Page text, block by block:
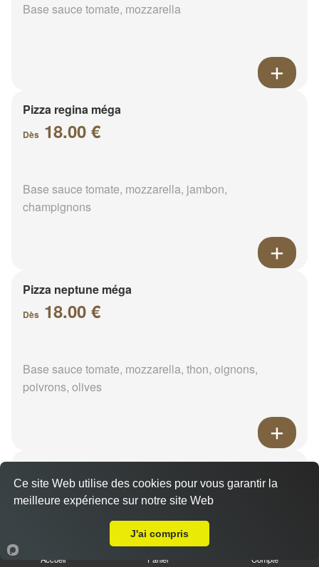
Base sauce tomate, mozzarella
Pizza regina méga
Dès 18.00 €
Base sauce tomate, mozzarella, jambon,
champignons
Pizza neptune méga
Dès 18.00 €
Base sauce tomate, mozzarella, thon, oignons,
poivrons, olives
Dès 18.00 €
Base sauce tomate, mozzarella, anchois, câpres,
Accueil Panier Compte
Ce site Web utilise des cookies pour vous garantir la
meilleure expérience sur notre site Web
J'ai compris